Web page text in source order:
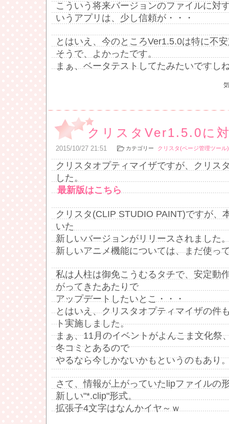
こういう将来バージョンのファイルに対
いうアプリは、少し信頼が・・・
とはいえ、今のところVer1.5.0は特に不
そうで、よかったです。
まぁ、ベータテストしてたみたいですし
クリスタVer1.5.0に
2015/10/27 21:51 カテゴリー クリスタ(ページ管理ツール)
クリスタオプティマイザですが、クリス
した。
最新版はこちら
クリスタ(CLIP STUDIO PAINT)ですが、
いた
新しいバージョンがリリースされました
新しいアニメ機能については、まだ使っ
私は人柱は御免こうむるタチで、安定動
がってきたあたりで
アップデートしたいとこ・・・
とはいえ、クリスタオプティマイザの件
ト実施しました。
まぁ、11月のイベントがよんこま文化祭
冬コミとあるので
やるなら今しかないかもというのもあり
さて、情報が上がっていたlipファイルの
新しい"*.clip"形式。
拡張子4文字はなんかイヤ～ｗ